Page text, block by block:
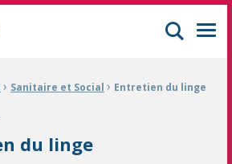
de formation continue à Mulhouse
› Sanitaire et Social › Entretien du linge
du linge